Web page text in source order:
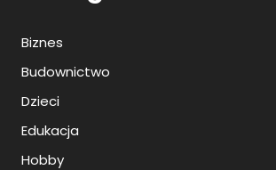
Biznes
Budownictwo
Dzieci
Edukacja
Hobby